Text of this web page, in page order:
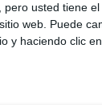
usted tiene
web. Puede
y haciendo clic